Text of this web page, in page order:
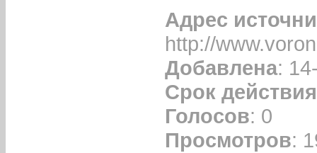
Адрес
http://
Добавлена:
Срок действия
Голосов: 0
Просмотров: